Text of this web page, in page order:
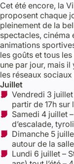
Cet été encore, la
proposent chaque
pleinement de la
spectacles, cinéma
animations
les goûts et tous
une par jour, mais
les réseaux
Juillet
Vendredi 3
partir de 17h sur
Samedi 4 juillet
d’escalade,
Dimanche 5
autour de la
Lundi 6 juillet –